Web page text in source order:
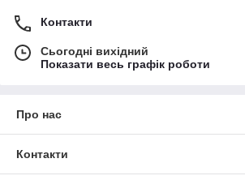
Контакти
Сьогодні вихідний
Показати весь графік роботи
Про нас
Контакти